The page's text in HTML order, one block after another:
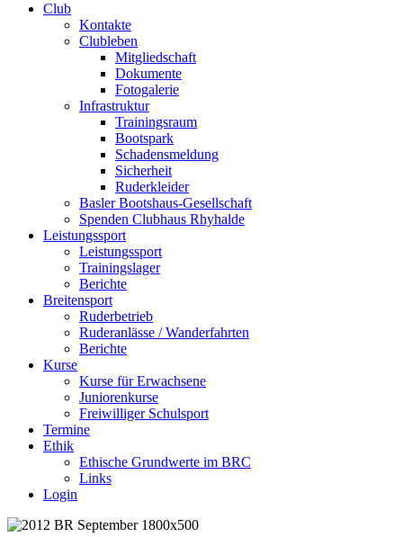
Club
Kontakte
Clubleben
Mitgliedschaft
Dokumente
Fotogalerie
Infrastruktur
Trainingsraum
Bootspark
Schadensmeldung
Sicherheit
Ruderkleider
Basler Bootshaus-Gesellschaft
Spenden Clubhaus Rhyhalde
Leistungssport
Leistungssport
Trainingslager
Berichte
Breitensport
Ruderbetrieb
Ruderanlässe / Wanderfahrten
Berichte
Kurse
Kurse für Erwachsene
Juniorenkurse
Freiwilliger Schulsport
Termine
Ethik
Ethische Grundwerte im BRC
Links
Login